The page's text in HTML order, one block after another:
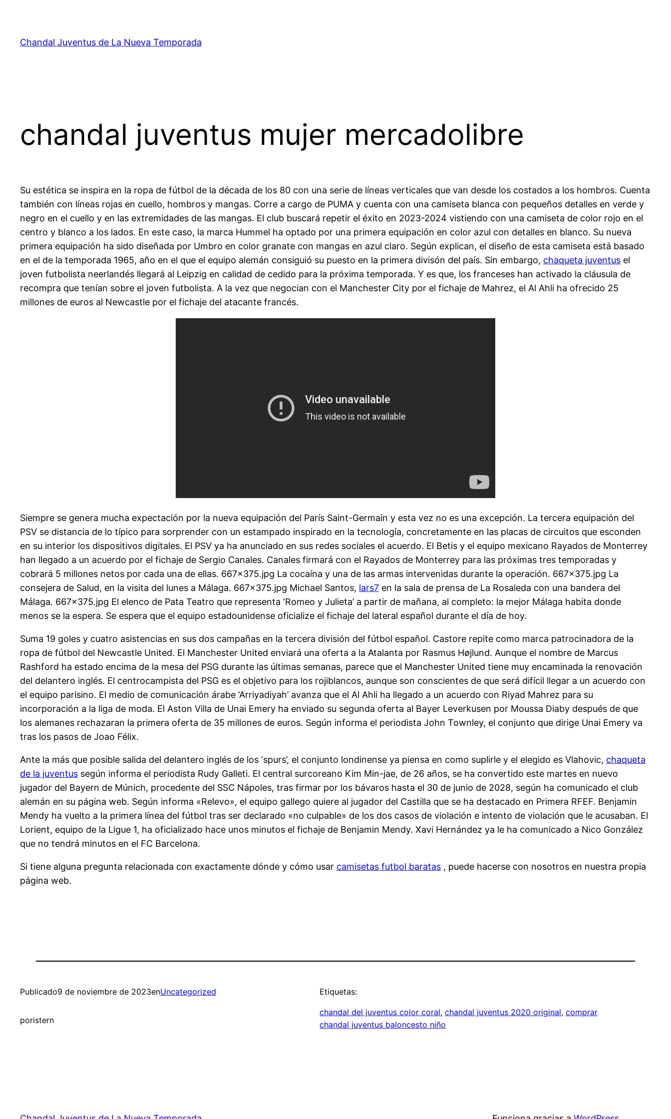
contenido
Chandal Juventus de La Nueva Temporada
chandal juventus mujer mercadolibre
Su estética se inspira en la ropa de fútbol de la década de los 80 con una serie de líneas verticales que van desde los costados a los hombros. Cuenta
también con líneas rojas en cuello, hombros y mangas. Corre a cargo de PUMA y cuenta con una camiseta blanca con pequeños detalles en verde y
negro en el cuello y en las extremidades de las mangas. El club buscará repetir el éxito en 2023-2024 vistiendo con una camiseta de color rojo en el
centro y blanco a los lados. En este caso, la marca Hummel ha optado por una primera equipación en color azul con detalles en blanco. Su nueva
primera equipación ha sido diseñada por Umbro en color granate con mangas en azul claro. Según explican, el diseño de esta camiseta está basado
en el de la temporada 1965, año en el que el equipo alemán consiguió su puesto en la primera divisón del país. Sin embargo, chaqueta juventus el
joven futbolista neerlandés llegará al Leipzig en calidad de cedido para la próxima temporada. Y es que, los franceses han activado la cláusula de
recompra que tenían sobre el joven futbolista. A la vez que negocian con el Manchester City por el fichaje de Mahrez, el Al Ahli ha ofrecido 25
millones de euros al Newcastle por el fichaje del atacante francés.
Siempre se genera mucha expectación por la nueva equipación del París Saint-Germain y esta vez no es una excepción. La tercera equipación del
PSV se distancia de lo típico para sorprender con un estampado inspirado en la tecnología, concretamente en las placas de circuitos que esconden
en su interior los dispositivos digitales. El PSV ya ha anunciado en sus redes sociales el acuerdo. El Betis y el equipo mexicano Rayados de Monterrey
han llegado a un acuerdo por el fichaje de Sergio Canales. Canales firmará con el Rayados de Monterrey para las próximas tres temporadas y
cobrará 5 millones netos por cada una de ellas. 667×375.jpg La cocaína y una de las armas intervenidas durante la operación. 667×375.jpg La
consejera de Salud, en la visita del lunes a Málaga. 667×375.jpg Michael Santos, lars7 en la sala de prensa de La Rosaleda con una bandera del
Málaga. 667×375.jpg El elenco de Pata Teatro que representa ‘Romeo y Julieta’ a partir de mañana, al completo: la mejor Málaga habita donde
menos se la espera. Se espera que el equipo estadounidense oficialize el fichaje del lateral español durante el día de hoy.
Suma 19 goles y cuatro asistencias en sus dos campañas en la tercera división del fútbol español. Castore repite como marca patrocinadora de la
ropa de fútbol del Newcastle United. El Manchester United enviará una oferta a la Atalanta por Rasmus Højlund. Aunque el nombre de Marcus
Rashford ha estado encima de la mesa del PSG durante las últimas semanas, parece que el Manchester United tiene muy encaminada la renovación
del delantero inglés. El centrocampista del PSG es el objetivo para los rojiblancos, aunque son conscientes de que será difícil llegar a un acuerdo con
el equipo parisino. El medio de comunicación árabe ‘Arriyadiyah’ avanza que el Al Ahli ha llegado a un acuerdo con Riyad Mahrez para su
incorporación a la liga de moda. El Aston Villa de Unai Emery ha enviado su segunda oferta al Bayer Leverkusen por Moussa Diaby después de que
los alemanes rechazaran la primera oferta de 35 millones de euros. Según informa el periodista John Townley, el conjunto que dirige Unai Emery va
tras los pasos de Joao Félix.
Ante la más que posible salida del delantero inglés de los ‘spurs’, el conjunto londinense ya piensa en como suplirle y el elegido es Vlahovic, chaqueta
de la juventus según informa el periodista Rudy Galleti. El central surcoreano Kim Min-jae, de 26 años, se ha convertido este martes en nuevo
jugador del Bayern de Múnich, procedente del SSC Nápoles, tras firmar por los bávaros hasta el 30 de junio de 2028, según ha comunicado el club
alemán en su página web. Según informa «Relevo», el equipo gallego quiere al jugador del Castilla que se ha destacado en Primera RFEF. Benjamin
Mendy ha vuelto a la primera línea del fútbol tras ser declarado «no culpable» de los dos casos de violación e intento de violación que le acusaban. El
Lorient, equipo de la Ligue 1, ha oficializado hace unos minutos el fichaje de Benjamin Mendy. Xavi Hernández ya le ha comunicado a Nico González
que no tendrá minutos en el FC Barcelona.
Si tiene alguna pregunta relacionada con exactamente dónde y cómo usar camisetas futbol baratas , puede hacerse con nosotros en nuestra propia
página web.
Publicado9 de noviembre de 2023enUncategorized
poristern
Etiquetas:
chandal del juventus color coral, chandal juventus 2020 original, comprar
chandal juventus baloncesto niño